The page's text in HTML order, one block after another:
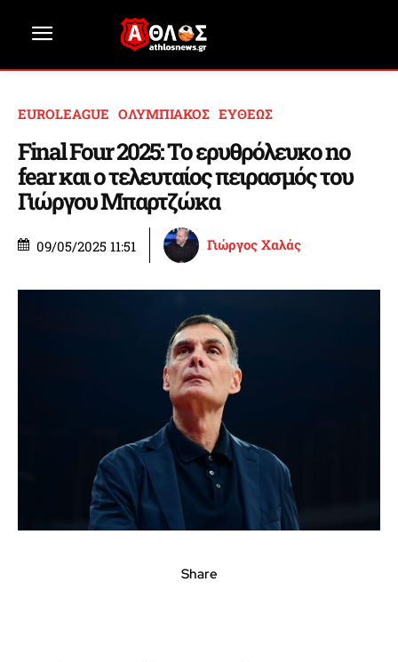
EUROLEAGUE ΟΛΥΜΠΙΑΚΟΣ ΕΥΘΕΩΣ
Final Four 2025: Το ερυθρόλευκο no
fear και ο τελευταίος πειρασμός του
Γιώργου Μπαρτζώκα
09/05/2025 11:51 Γιώργος Χαλάς
Share